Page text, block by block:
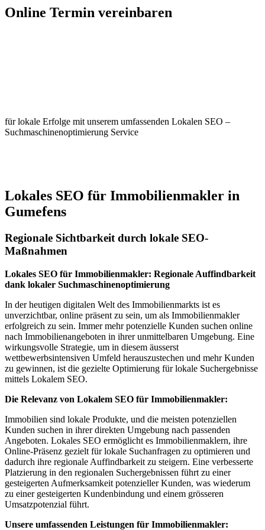
Online Termin vereinbaren
für lokale Erfolge mit unserem umfassenden Lokalen SEO –
Suchmaschinenoptimierung Service
Lokales SEO für Immobilienmakler in
Gumefens
Regionale Sichtbarkeit durch lokale SEO-
Maßnahmen
Lokales SEO für Immobilienmakler: Regionale Auffindbarkeit
dank lokaler Suchmaschinenoptimierung
In der heutigen digitalen Welt des Immobilienmarkts ist es
unverzichtbar, online präsent zu sein, um als Immobilienmakler
erfolgreich zu sein. Immer mehr potenzielle Kunden suchen online
nach Immobilienangeboten in ihrer unmittelbaren Umgebung. Eine
wirkungsvolle Strategie, um in diesem äusserst
wettbewerbsintensiven Umfeld herauszustechen und mehr Kunden
zu gewinnen, ist die gezielte Optimierung für lokale Suchergebnisse
mittels Lokalem SEO.
Die Relevanz von Lokalem SEO für Immobilienmakler:
Immobilien sind lokale Produkte, und die meisten potenziellen
Kunden suchen in ihrer direkten Umgebung nach passenden
Angeboten. Lokales SEO ermöglicht es Immobilienmaklern, ihre
Online-Präsenz gezielt für lokale Suchanfragen zu optimieren und
dadurch ihre regionale Auffindbarkeit zu steigern. Eine verbesserte
Platzierung in den regionalen Suchergebnissen führt zu einer
gesteigerten Aufmerksamkeit potenzieller Kunden, was wiederum
zu einer gesteigerten Kundenbindung und einem grösseren
Umsatzpotenzial führt.
Unsere umfassenden Leistungen für Immobilienmakler: